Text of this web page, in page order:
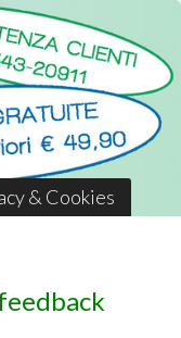
& Cookies